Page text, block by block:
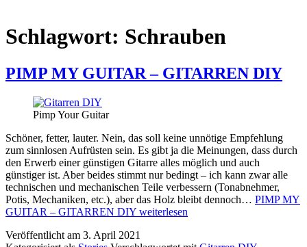
Schlagwort: Schrauben
PIMP MY GUITAR – GITARREN DIY
Pimp Your Guitar
Schöner, fetter, lauter. Nein, das soll keine unnötige Empfehlung
zum sinnlosen Aufrüsten sein. Es gibt ja die Meinungen, dass durch
den Erwerb einer günstigen Gitarre alles möglich und auch
günstiger ist. Aber beides stimmt nur bedingt – ich kann zwar alle
technischen und mechanischen Teile verbessern (Tonabnehmer,
Potis, Mechaniken, etc.), aber das Holz bleibt dennoch… PIMP MY
GUITAR – GITARREN DIY weiterlesen
Veröffentlicht am 3. April 2021